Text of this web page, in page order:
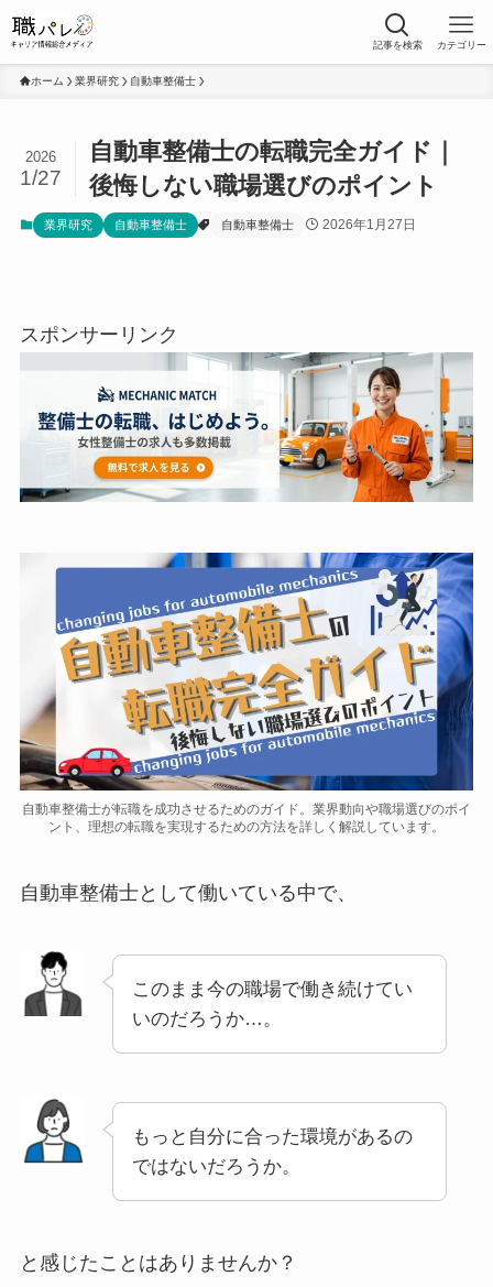
記事を検索 カテゴリー
ホーム 業界研究 自動車整備士
自動車整備士の転職完全ガイド｜
後悔しない職場選びのポイント
2026
1/27
業界研究 自動車整備士 自動車整備士 2026年1月27日
スポンサーリンク
自動車整備士が転職を成功させるためのガイド。業界動向や職場選びのポイ
ント、理想の転職を実現するための方法を詳しく解説しています。
自動車整備士として働いている中で、
このまま今の職場で働き続けてい
いのだろうか…。
もっと自分に合った環境があるの
ではないだろうか。
と感じたことはありませんか？